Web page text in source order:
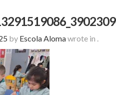
by Escola Alomawrote in .